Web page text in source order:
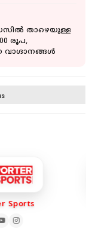
താഴെയുള്ള
രൂപ,
വാഗ്ദാനങ്ങൾ